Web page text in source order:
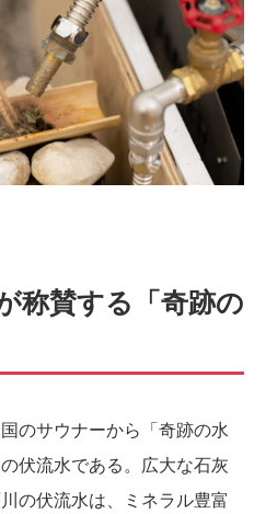
称賛する「奇跡の
のサウナーから「奇跡の水
伏流水である。広大な石灰
の伏流水は、ミネラル豊富